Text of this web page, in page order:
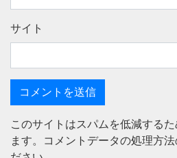
サイト
このサイトはスパムを低減する
ます。
コメントデータの処理方